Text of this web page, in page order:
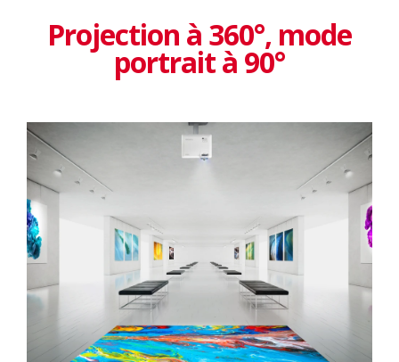
Projection à 360°, mode
portrait à 90°